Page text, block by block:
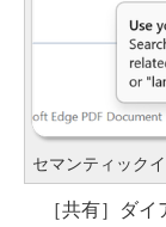
セマンティック
［共有］ダイ